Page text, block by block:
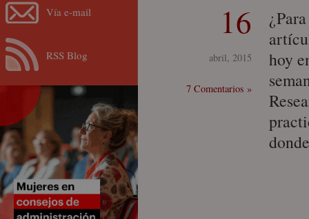
16
abril, 2015
7 Comentarios »
hoy
Vía e-mail
RSS Blog